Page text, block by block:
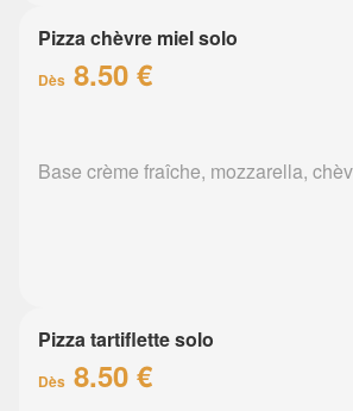
Pizza chèvre miel solo
Dès 8.50 €
Base crème fraîche, mozzarella,
Pizza tartiflette solo
Dès 8.50 €